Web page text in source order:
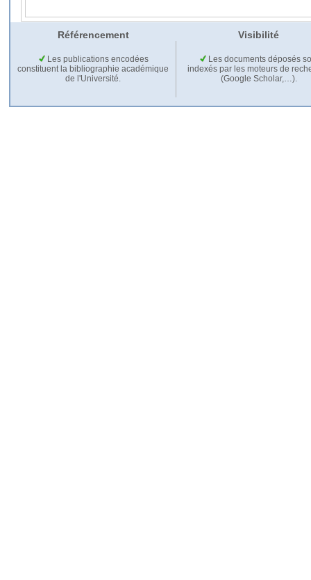
Référencement Visibilité
Les publications encodées
constituent la bibliographie académique
de l'Université.
Les documents déposés
indexés par les moteurs de
(Google Scholar,…).